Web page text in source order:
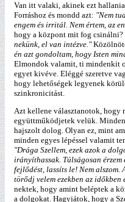
Van itt valaki, akinek ezt
Forráshoz és mondd azt: "Nem
engem és irritál. Nem értem, az
hogy a központ mit fog csinálni?
nekünk, el van intézve."
én azt gondoltam, hogy Isten
Elmondok valamit, ti mindenkit
egyet kivéve. Eléggé szeretve
hogy lehetőségek legyenek
szinkronicitást.
Azt kellene választanotok,
együttműködjetek velük.
hajszolt dolog. Olyan ez, mint
minden egyes lépéssel valamit
"Drága Szellem, ezek azok a
irányíthassak. Túlságosan érzem
fejlődést, lassíts le! Nem alszom.
törődj velem ezekben az
nektek, hogy amint beléptek a
a dolgokat. Hagyjátok, hogy a